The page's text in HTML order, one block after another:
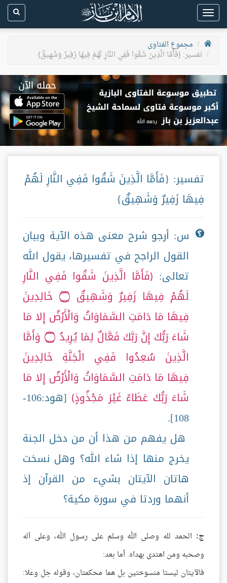
Toggle
navigation
مجموع الفتاوى
تفسير: {فَأَمَّا الَّذِينَ شَقُوا فَفِي النَّارِ لَهُمْ فِيهَا زَفِيرٌ وَشَهِيقٌ}
تفسير: {فَأَمَّا الَّذِينَ شَقُوا فَفِي النَّارِ لَهُمْ
فِيهَا زَفِيرٌ وَشَهِيقٌ}
س: أرجو شرح معنى هذه الآية وبيان
القول الراجح في تفسيرها، يقول الله
تعالى: فَأَمَّا الَّذِينَ شَقُوا فَفِي النَّارِ
لَهُمْ فِيهَا زَفِيرٌ وَشَهِيقٌ ۝ خَالِدِينَ
فِيهَا مَا دَامَتِ السَّمَاوَاتُ وَالْأَرْضُ إِلا مَا
شَاءَ رَبُّكَ إِنَّ رَبَّكَ فَعَّالٌ لِمَا يُرِيدُ ۝ وَأَمَّا
الَّذِينَ سُعِدُوا فَفِي الْجَنَّةِ خَالِدِينَ
فِيهَا مَا دَامَتِ السَّمَاوَاتُ وَالْأَرْضُ إِلا مَا
شَاءَ رَبُّكَ عَطَاءً غَيْرَ مَجْذُوذٍ
[هود:106-
108].
هل يفهم من هذا أن من دخل الجنة
يخرج منها إذا شاء الله؟ وهل نسخت
هاتان الآيتان بشيء من القرآن إذ
أنهما وردتا في سورة مكية؟
ج: الحمد لله وصلى الله وسلم على رسول الله، وعلى آله
وصحبه ومن اهتدى بهداه. أما بعد:
فالآيتان ليستا منسوختين بل هما محكمتان، وقوله جل وعلا: